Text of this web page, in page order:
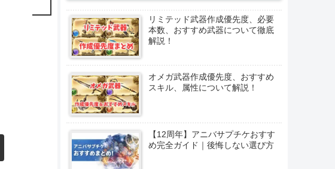
リミテッド武器作成優先度、必要
本数、おすすめ武器について徹底
解説！
オメガ武器作成優先度、おすすめ
スキル、属性について解説！
【12周年】アニバサプチケおすす
め完全ガイド｜後悔しない選び方